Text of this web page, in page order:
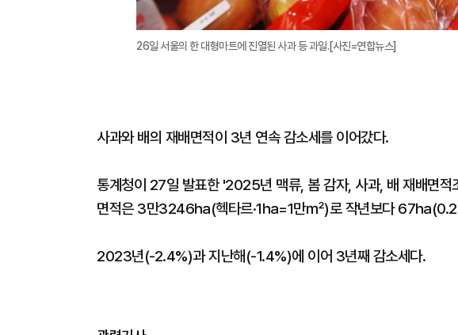
26일 서울의 한 대형마트에 진열된 사과 등 과일.[사진=연합뉴스]
사과와 배의 재배면적이 3년 연속 감소세를 이어갔다.
통계청이 27일 발표한 '2025년 맥류, 봄 감자, 사과, 배 재배면적
면적은 3만3246㏊(헥타르·1㏊=1만㎡)로 작년보다 67㏊
2023년(-2.4%)과 지난해(-1.4%)에 이어 3년째 감소세다.